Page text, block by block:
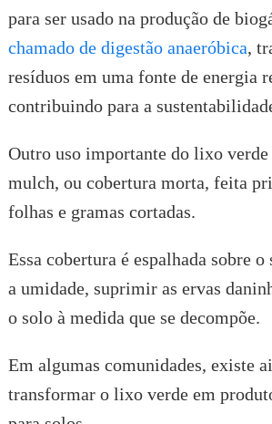
para ser usado na produção de
chamado de digestão anaeróbica,
resíduos em uma fonte de energia
contribuindo para a
Outro uso importante do lixo verde
mulch, ou cobertura morta, feita
folhas e gramas cortadas.
Essa cobertura é espalhada sobre
a umidade, suprimir as ervas
o solo à medida que se decompõe.
Em algumas comunidades, existe
transformar o lixo verde em